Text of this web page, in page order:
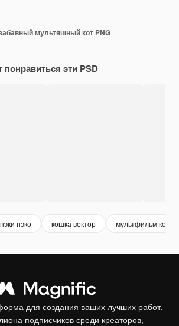
мультяшный кот PNG
понравиться эти PSD
нэко кошка вектор мультфильм кот
для создания ваших лучших работ.
подписчиков среди креаторов,